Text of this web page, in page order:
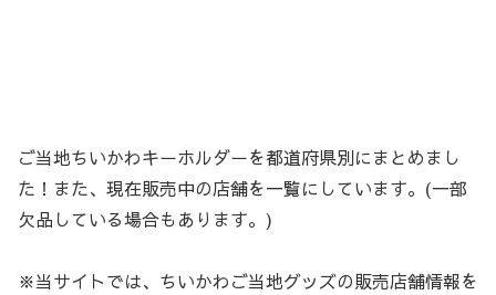
ご当地ちいかわキーホルダーを都道府県別にまとめまし
た！また、現在販売中の店舗を一覧にしています。(一部
欠品している場合もあります。)
※当サイトでは、ちいかわご当地グッズの販売店舗情報を